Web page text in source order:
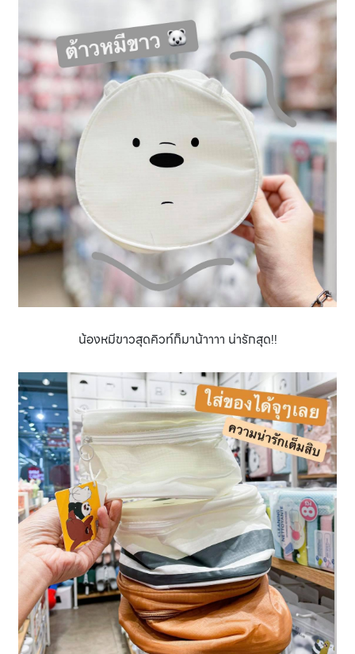
น้องหมีขาวสุดคิวท์ก็มาน้าาาา น่ารักสุด!!